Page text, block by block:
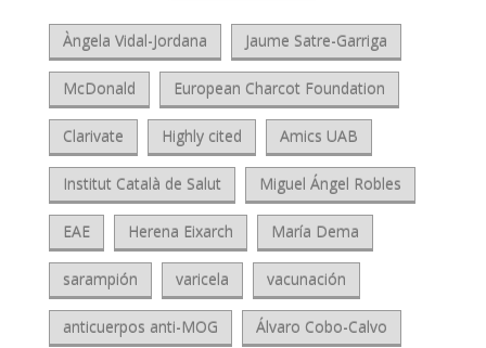
Àngela Vidal-Jordana Jaume Satre-Garriga
McDonald European Charcot Foundation
Clarivate Highly cited Amics UAB
Institut Català de Salut Miguel Ángel Robles
EAE Herena Eixarch María Dema
sarampión varicela vacunación
anticuerpos anti-MOG Álvaro Cobo-Calvo